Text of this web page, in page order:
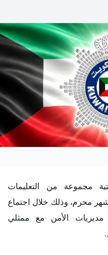
مجموعة من التعليمات
محرم، وذلك خلال اجتماع
الأمن مع ممثلي